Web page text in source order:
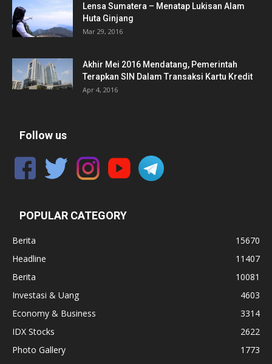
Lensa Sumatera – Menatap Lukisan Alam
Huta Ginjang
Mar 29, 2016
Akhir Mei 2016 Mendatang, Pemerintah
Terapkan SIN Dalam Transaksi Kartu Kredit
Apr 4, 2016
Follow us
POPULAR CATEGORY
Berita
15670
Headline
11407
Berita
10081
Investasi & Uang
4603
Economy & Business
3314
IDX Stocks
2622
Photo Gallery
1773